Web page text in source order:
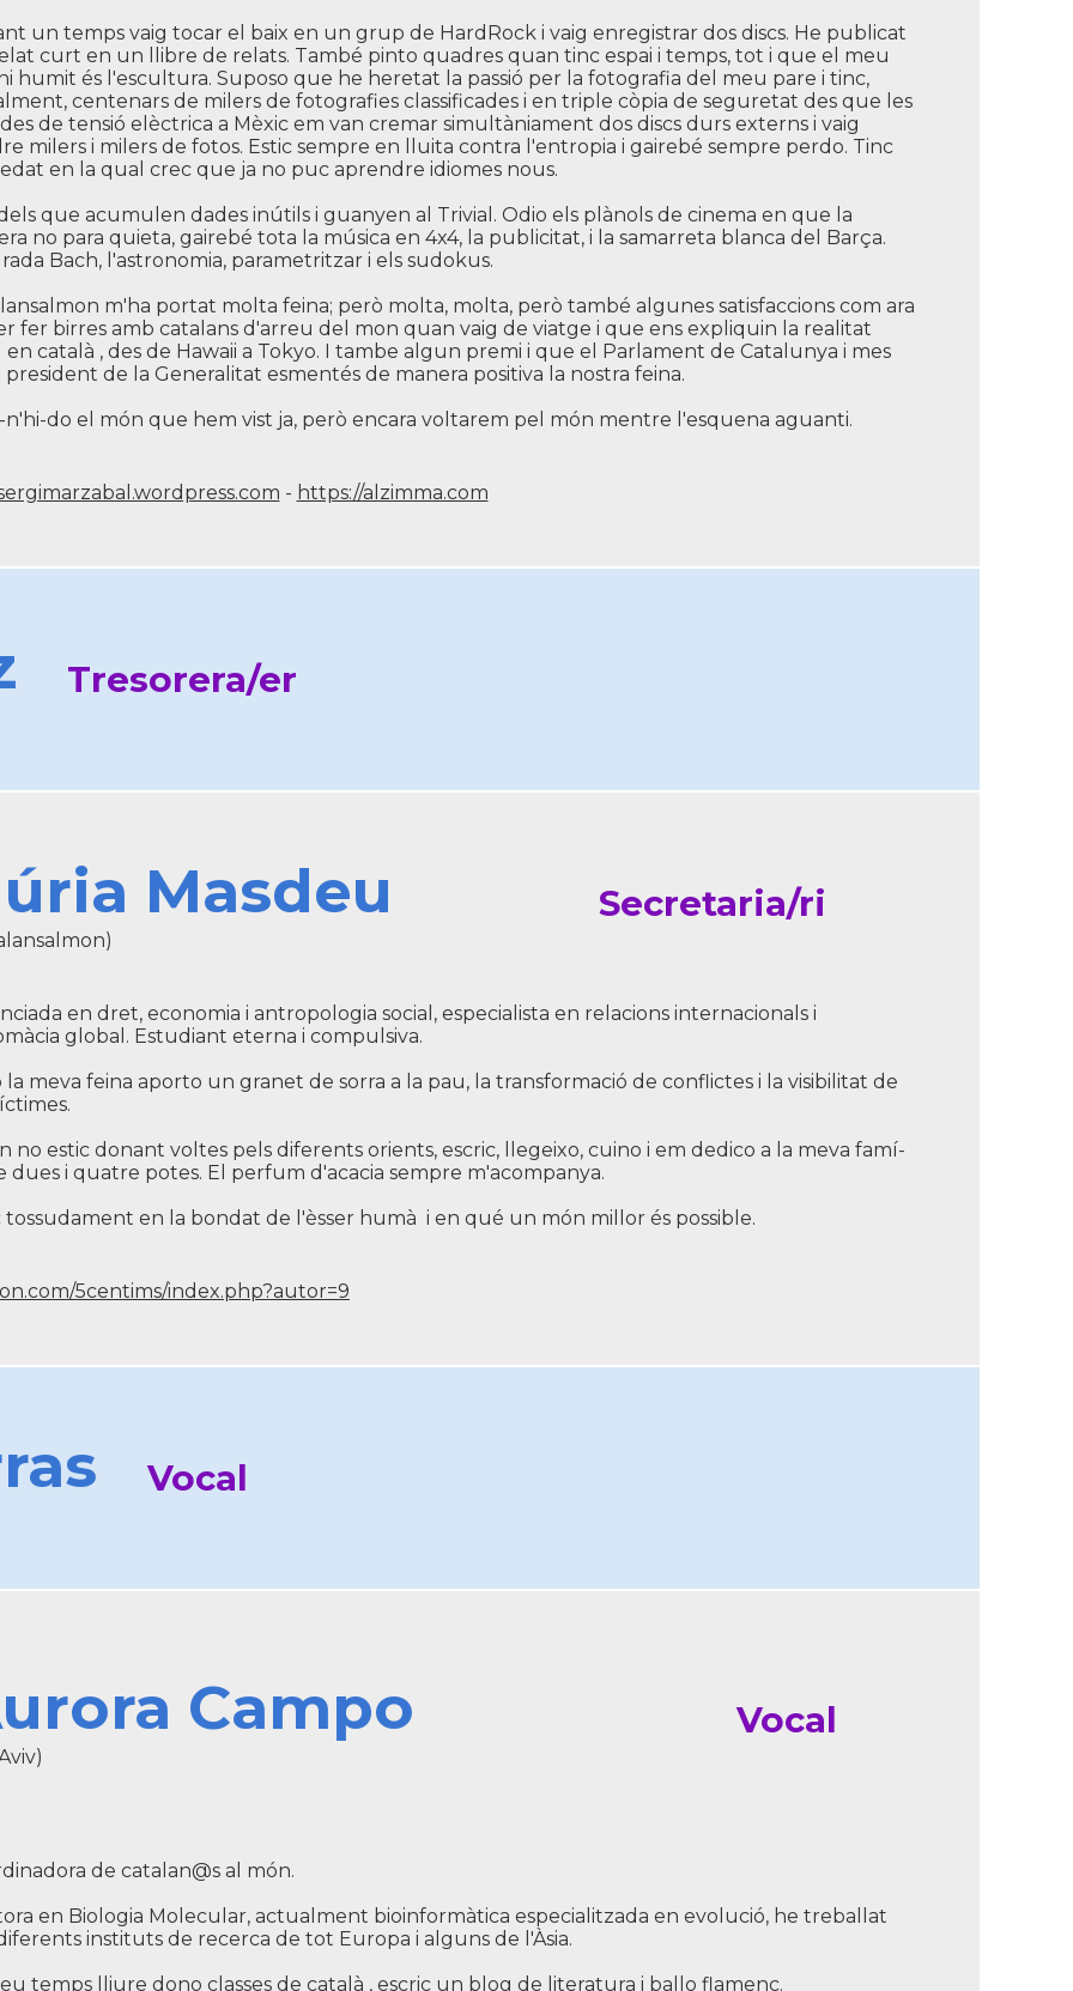
un temps vaig tocar el baix en un grup de HardRock i vaig enregistrar dos discs. He publicat
curt en un llibre de relats. També pinto quadres quan tinc espai i temps, tot i que el meu
humit és l'escultura. Suposo que he heretat la passió per la fotografia del meu pare i tinc,
centenars de milers de fotografies classificades i en triple còpia de seguretat des que les
de tensió elèctrica a Mèxic em van cremar simultàniament dos discs durs externs i vaig
milers i milers de fotos. Estic sempre en lluita contra l'entropia i gairebé sempre perdo. Tinc
en la qual crec que ja no puc aprendre idiomes nous.
que acumulen dades inútils i guanyen al Trivial. Odio els plànols de cinema en que la
no para quieta, gairebé tota la música en 4x4, la publicitat, i la samarreta blanca del Barça.
Bach, l'astronomia, parametritzar i els sudokus.
m'ha portat molta feina; però molta, molta, però també algunes satisfaccions com ara
fer birres amb catalans d'arreu del mon quan vaig de viatge i que ens expliquin la realitat
en català , des de Hawaii a Tokyo. I tambe algun premi i que el Parlament de Catalunya i mes
de la Generalitat esmentés de manera positiva la nostra feina.
do el món que hem vist ja, però encara voltarem pel món mentre l'esquena aguanti.
- https://alzimma.com
Tresorera/er
Masdeu Secretaria/ri
en dret, economia i antropologia social, especialista en relacions internacionals i
global. Estudiant eterna i compulsiva.
la meva feina aporto un granet de sorra a la pau, la transformació de conflictes i la visibilitat de
no estic donant voltes pels diferents orients, escric, llegeixo, cuino i em dedico a la meva famí­
dues i quatre potes. El perfum d'acacia sempre m'acompanya.
tossudament en la bondat de l'èsser humà i en qué un món millor és possible.
5centims/index.php?autor=9
Vocal
Campo Vocal
de catalan@s al món.
en Biologia Molecular, actualment bioinformàtica especialitzada en evolució, he treballat
instituts de recerca de tot Europa i alguns de l'Àsia.
temps lliure dono classes de català , escric un blog de literatura i ballo flamenc.